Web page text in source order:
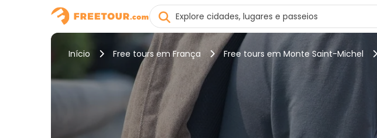
Início Free tours em França Free tours em Monte Saint-Michel